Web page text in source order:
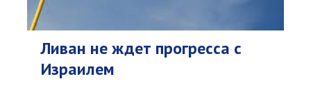
Ливан не ждет прогресса с
Израилем